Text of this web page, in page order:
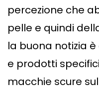
percezione che
pelle e quindi
la buona notizia
e prodotti
macchie scure